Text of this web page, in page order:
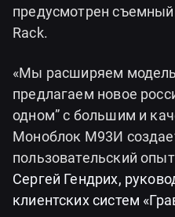
предусмотрен
Rack.
«Мы расширяем
предлагаем новое
одном” с большим и
Моноблок М93И
пользовательский
Сергей Гендрих,
клиентских систем